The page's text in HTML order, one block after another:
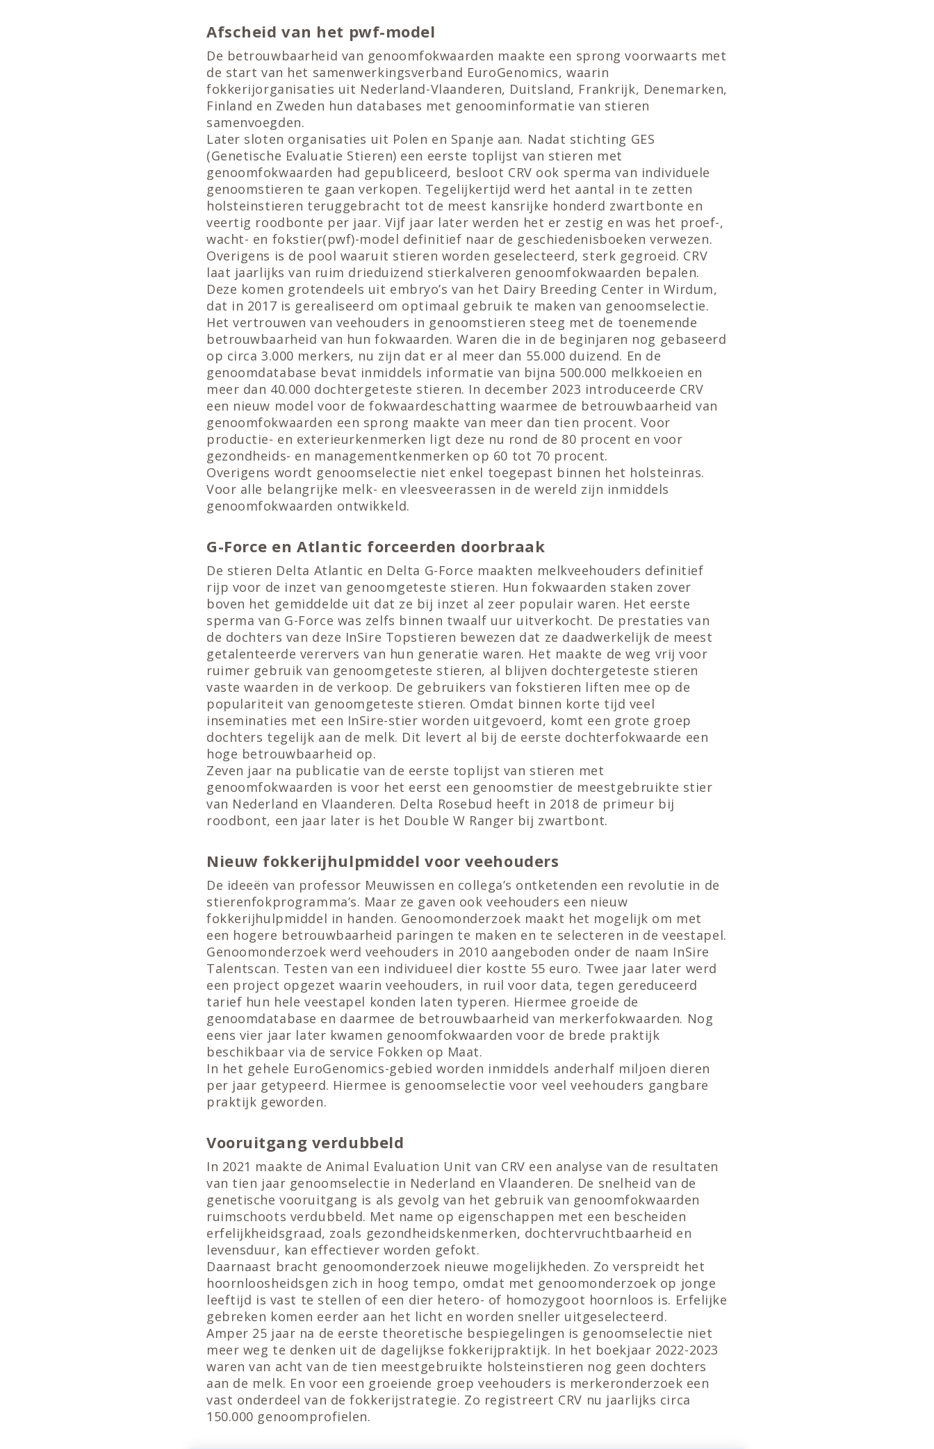
Afscheid van het pwf-model
De betrouwbaarheid van genoomfokwaarden maakte een sprong voorwaarts met
de start van het samenwerkingsverband EuroGenomics, waarin
fokkerijorganisaties uit Nederland-Vlaanderen, Duitsland, Frankrijk, Denemarken,
Finland en Zweden hun databases met genoominformatie van stieren
samenvoegden.
Later sloten organisaties uit Polen en Spanje aan. Nadat stichting GES
(Genetische Evaluatie Stieren) een eerste toplijst van stieren met
genoomfokwaarden had gepubliceerd, besloot CRV ook sperma van individuele
genoomstieren te gaan verkopen. Tegelijkertijd werd het aantal in te zetten
holsteinstieren teruggebracht tot de meest kansrijke honderd zwartbonte en
veertig roodbonte per jaar. Vijf jaar later werden het er zestig en was het proef-,
wacht- en fokstier(pwf)-model definitief naar de geschiedenisboeken verwezen.
Overigens is de pool waaruit stieren worden geselecteerd, sterk gegroeid. CRV
laat jaarlijks van ruim drieduizend stierkalveren genoomfokwaarden bepalen.
Deze komen grotendeels uit embryo’s van het Dairy Breeding Center in Wirdum,
dat in 2017 is gerealiseerd om optimaal gebruik te maken van genoomselectie.
Het vertrouwen van veehouders in genoomstieren steeg met de toenemende
betrouwbaarheid van hun fokwaarden. Waren die in de beginjaren nog gebaseerd
op circa 3.000 merkers, nu zijn dat er al meer dan 55.000 duizend. En de
genoomdatabase bevat inmiddels informatie van bijna 500.000 melkkoeien en
meer dan 40.000 dochtergeteste stieren. In december 2023 introduceerde CRV
een nieuw model voor de fokwaardeschatting waarmee de betrouwbaarheid van
genoomfokwaarden een sprong maakte van meer dan tien procent. Voor
productie- en exterieurkenmerken ligt deze nu rond de 80 procent en voor
gezondheids- en managementkenmerken op 60 tot 70 procent.
Overigens wordt genoomselectie niet enkel toegepast binnen het holsteinras.
Voor alle belangrijke melk- en vleesveerassen in de wereld zijn inmiddels
genoomfokwaarden ontwikkeld.
G-Force en Atlantic forceerden doorbraak
De stieren Delta Atlantic en Delta G-Force maakten melkveehouders definitief
rijp voor de inzet van genoomgeteste stieren. Hun fokwaarden staken zover
boven het gemiddelde uit dat ze bij inzet al zeer populair waren. Het eerste
sperma van G-Force was zelfs binnen twaalf uur uitverkocht. De prestaties van
de dochters van deze InSire Topstieren bewezen dat ze daadwerkelijk de meest
getalenteerde verervers van hun generatie waren. Het maakte de weg vrij voor
ruimer gebruik van genoomgeteste stieren, al blijven dochtergeteste stieren
vaste waarden in de verkoop. De gebruikers van fokstieren liften mee op de
populariteit van genoomgeteste stieren. Omdat binnen korte tijd veel
inseminaties met een InSire-stier worden uitgevoerd, komt een grote groep
dochters tegelijk aan de melk. Dit levert al bij de eerste dochterfokwaarde een
hoge betrouwbaarheid op.
Zeven jaar na publicatie van de eerste toplijst van stieren met
genoomfokwaarden is voor het eerst een genoomstier de meestgebruikte stier
van Nederland en Vlaanderen. Delta Rosebud heeft in 2018 de primeur bij
roodbont, een jaar later is het Double W Ranger bij zwartbont.
Nieuw fokkerijhulpmiddel voor veehouders
De ideeën van professor Meuwissen en collega’s ontketenden een revolutie in de
stierenfokprogramma’s. Maar ze gaven ook veehouders een nieuw
fokkerijhulpmiddel in handen. Genoomonderzoek maakt het mogelijk om met
een hogere betrouwbaarheid paringen te maken en te selecteren in de veestapel.
Genoomonderzoek werd veehouders in 2010 aangeboden onder de naam InSire
Talentscan. Testen van een individueel dier kostte 55 euro. Twee jaar later werd
een project opgezet waarin veehouders, in ruil voor data, tegen gereduceerd
tarief hun hele veestapel konden laten typeren. Hiermee groeide de
genoomdatabase en daarmee de betrouwbaarheid van merkerfokwaarden. Nog
eens vier jaar later kwamen genoomfokwaarden voor de brede praktijk
beschikbaar via de service Fokken op Maat.
In het gehele EuroGenomics-gebied worden inmiddels anderhalf miljoen dieren
per jaar getypeerd. Hiermee is genoomselectie voor veel veehouders gangbare
praktijk geworden.
Vooruitgang verdubbeld
In 2021 maakte de Animal Evaluation Unit van CRV een analyse van de resultaten
van tien jaar genoomselectie in Nederland en Vlaanderen. De snelheid van de
genetische vooruitgang is als gevolg van het gebruik van genoomfokwaarden
ruimschoots verdubbeld. Met name op eigenschappen met een bescheiden
erfelijkheidsgraad, zoals gezondheidskenmerken, dochtervruchtbaarheid en
levensduur, kan effectiever worden gefokt.
Daarnaast bracht genoomonderzoek nieuwe mogelijkheden. Zo verspreidt het
hoornloosheidsgen zich in hoog tempo, omdat met genoomonderzoek op jonge
leeftijd is vast te stellen of een dier hetero- of homozygoot hoornloos is. Erfelijke
gebreken komen eerder aan het licht en worden sneller uitgeselecteerd.
Amper 25 jaar na de eerste theoretische bespiegelingen is genoomselectie niet
meer weg te denken uit de dagelijkse fokkerijpraktijk. In het boekjaar 2022-2023
waren van acht van de tien meestgebruikte holsteinstieren nog geen dochters
aan de melk. En voor een groeiende groep veehouders is merkeronderzoek een
vast onderdeel van de fokkerijstrategie. Zo registreert CRV nu jaarlijks circa
150.000 genoomprofielen.